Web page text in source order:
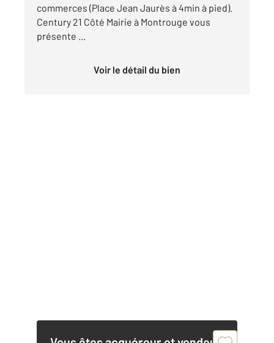
commerces (Place Jean Jaurès à 4min à pied).
Century 21 Côté Mairie à Montrouge vous
présente ...
Voir le détail du bien